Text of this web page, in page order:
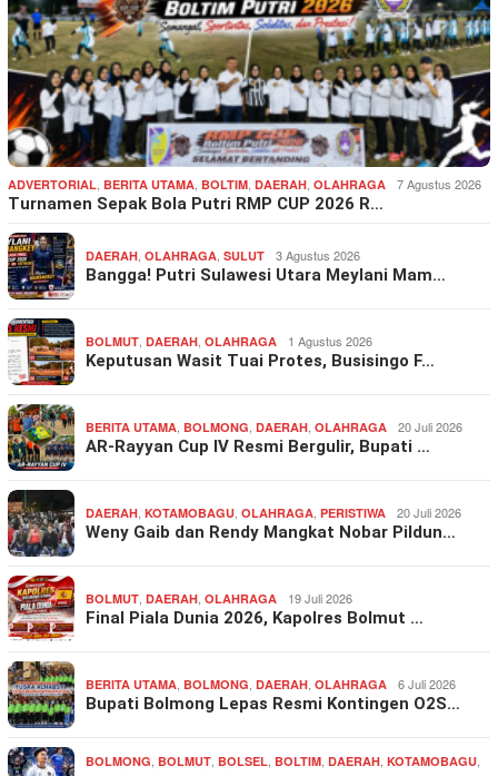
ADVERTORIAL BERITA UTAMA BOLTIM DAERAH OLAHRAGA 7 Agustus 2026
Turnamen Sepak Bola Putri RMP CUP 2026 R…
DAERAH OLAHRAGA SULUT 3 Agustus 2026
Bangga! Putri Sulawesi Utara Meylani Mam…
BOLMUT DAERAH OLAHRAGA 1 Agustus 2026
Keputusan Wasit Tuai Protes, Busisingo F…
BERITA UTAMA BOLMONG DAERAH OLAHRAGA 20 Juli 2026
AR-Rayyan Cup IV Resmi Bergulir, Bupati …
DAERAH KOTAMOBAGU OLAHRAGA PERISTIWA 20 Juli 2026
Weny Gaib dan Rendy Mangkat Nobar Pildun…
BOLMUT DAERAH OLAHRAGA 19 Juli 2026
Final Piala Dunia 2026, Kapolres Bolmut …
BERITA UTAMA BOLMONG DAERAH OLAHRAGA 6 Juli 2026
Bupati Bolmong Lepas Resmi Kontingen O2S…
BOLMONG BOLMUT BOLSEL BOLTIM DAERAH KOTAMOBAGU